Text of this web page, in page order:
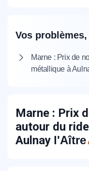
Vos
Marne : Prix de
métallique à
Marne : Prix
autour du
Aulnay l'Aître